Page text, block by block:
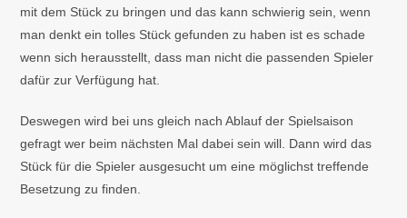
mit dem Stück zu bringen und das kann schwierig sein, wenn
man denkt ein tolles Stück gefunden zu haben ist es schade
wenn sich herausstellt, dass man nicht die passenden Spieler
dafür zur Verfügung hat.
Deswegen wird bei uns gleich nach Ablauf der Spielsaison
gefragt wer beim nächsten Mal dabei sein will. Dann wird das
Stück für die Spieler ausgesucht um eine möglichst treffende
Besetzung zu finden.